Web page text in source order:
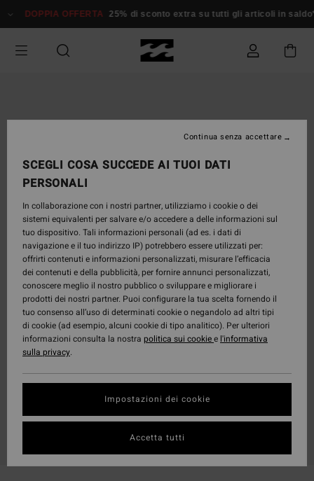
alle
prodotto
DOPPIA OFFERTA 25% di sconto extra su tutti gli articoli in saldo*
SCEGLI COSA SUCCEDE AI TUOI DATI
PERSONALI
In collaborazione con i nostri partner, utilizziamo i cookie o dei
sistemi equivalenti per salvare e/o accedere a delle informazioni sul
tuo dispositivo. Tali informazioni personali (ad es. i dati di
navigazione e il tuo indirizzo IP) potrebbero essere utilizzati per:
offrirti contenuti e informazioni personalizzati, misurare l’efficacia
dei contenuti e della pubblicità, per fornire annunci personalizzati,
conoscere meglio il nostro pubblico o sviluppare e migliorare i
prodotti dei nostri partner. Puoi configurare la tua scelta fornendo il
tuo consenso all’uso di determinati cookie o negandolo ad altri tipi
di cookie (ad esempio, alcuni cookie di tipo analitico). Per ulteriori
informazioni consulta la nostra politica sui cookiee l'informativa
sulla privacy.
Impostazioni dei cookie
Continua senza accettare
Accetta tutti